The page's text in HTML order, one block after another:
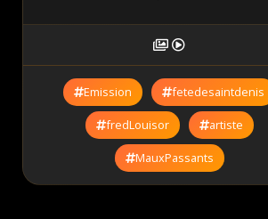
Emission fetedesaintdenis
fredLouisor artiste
MauxPassants